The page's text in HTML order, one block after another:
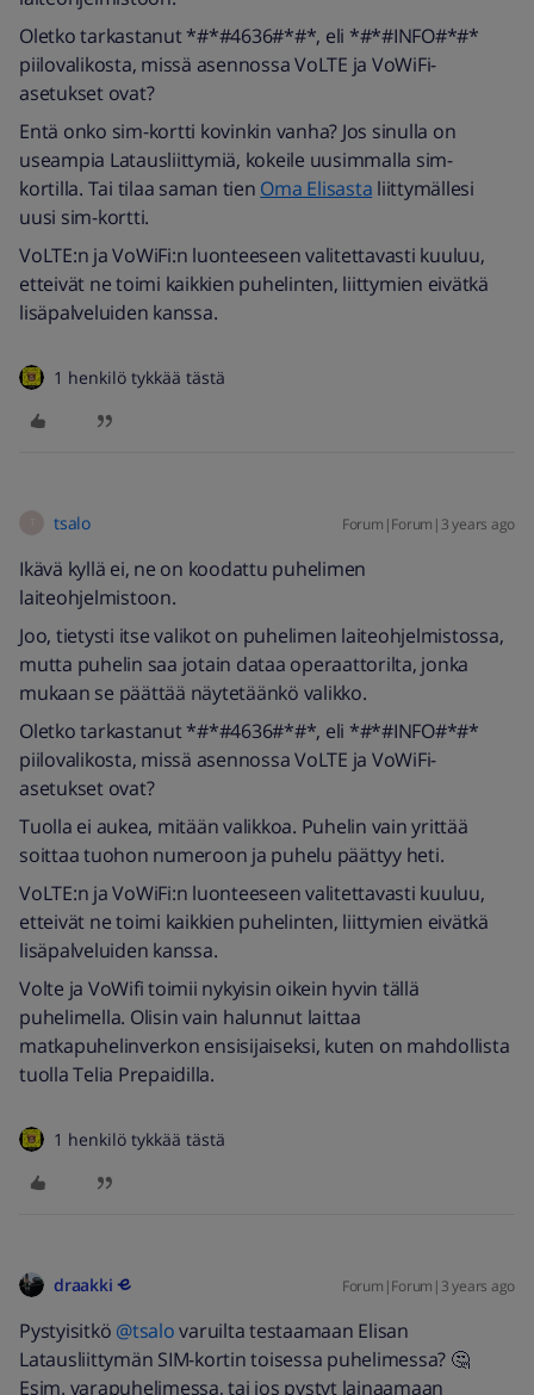
Oletko tarkastanut *#*#4636#*#*, eli *#*#INFO#*#*
piilovalikosta, missä asennossa VoLTE ja VoWiFi-
asetukset ovat?
Entä onko sim-kortti kovinkin vanha? Jos sinulla on
useampia Latausliittymiä, kokeile uusimmalla sim-
kortilla. Tai tilaa saman tien Oma Elisasta liittymällesi
uusi sim-kortti.
VoLTE:n ja VoWiFi:n luonteeseen valitettavasti kuuluu,
etteivät ne toimi kaikkien puhelinten, liittymien eivätkä
lisäpalveluiden kanssa.
1 henkilö tykkää tästä
tsalo Forum|Forum|3 years ago
Ikävä kyllä ei, ne on koodattu puhelimen
laiteohjelmistoon.
Joo, tietysti itse valikot on puhelimen laiteohjelmistossa,
mutta puhelin saa jotain dataa operaattorilta, jonka
mukaan se päättää näytetäänkö valikko.
Oletko tarkastanut *#*#4636#*#*, eli *#*#INFO#*#*
piilovalikosta, missä asennossa VoLTE ja VoWiFi-
asetukset ovat?
Tuolla ei aukea, mitään valikkoa. Puhelin vain yrittää
soittaa tuohon numeroon ja puhelu päättyy heti.
VoLTE:n ja VoWiFi:n luonteeseen valitettavasti kuuluu,
etteivät ne toimi kaikkien puhelinten, liittymien eivätkä
lisäpalveluiden kanssa.
Volte ja VoWifi toimii nykyisin oikein hyvin tällä
puhelimella. Olisin vain halunnut laittaa
matkapuhelinverkon ensisijaiseksi, kuten on mahdollista
tuolla Telia Prepaidilla.
1 henkilö tykkää tästä
draakki Forum|Forum|3 years ago
Pystyisitkö @tsalovaruilta testaamaan Elisan
Latausliittymän SIM-kortin toisessa puhelimessa? 🤔
Esim. varapuhelimessa, tai jos pystyt lainaamaan